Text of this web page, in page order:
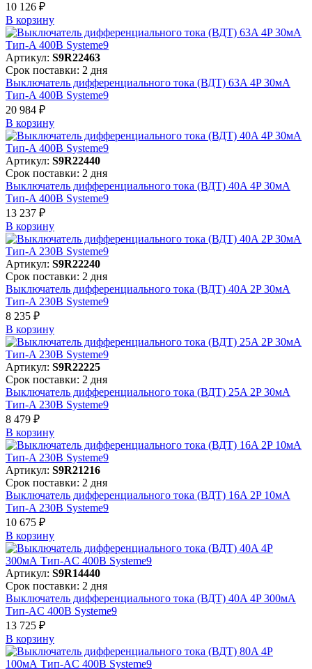
10 126 ₽
В корзинy
Артикул: S9R22463
Срок поставки: 2 дня
Выключатель дифференциального тока (ВДТ) 63A 4P 30мА
Тип-A 400В Systeme9
20 984 ₽
В корзинy
Артикул: S9R22440
Срок поставки: 2 дня
Выключатель дифференциального тока (ВДТ) 40A 4P 30мА
Тип-A 400В Systeme9
13 237 ₽
В корзинy
Артикул: S9R22240
Срок поставки: 2 дня
Выключатель дифференциального тока (ВДТ) 40A 2P 30мА
Тип-A 230В Systeme9
8 235 ₽
В корзинy
Артикул: S9R22225
Срок поставки: 2 дня
Выключатель дифференциального тока (ВДТ) 25A 2P 30мА
Тип-A 230В Systeme9
8 479 ₽
В корзинy
Артикул: S9R21216
Срок поставки: 2 дня
Выключатель дифференциального тока (ВДТ) 16A 2P 10мА
Тип-A 230В Systeme9
10 675 ₽
В корзинy
Артикул: S9R14440
Срок поставки: 2 дня
Выключатель дифференциального тока (ВДТ) 40A 4P 300мА
Тип-AC 400В Systeme9
13 725 ₽
В корзинy